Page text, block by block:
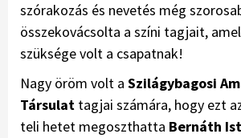
szórakozás és nevetés még
összekovácsolta a színi tagjait,
szüksége volt a csapatnak!
Nagy öröm volt a Szilágybagosi
Társulat tagjai számára, hogy ezt
teli hetet megoszthatta Bernáth